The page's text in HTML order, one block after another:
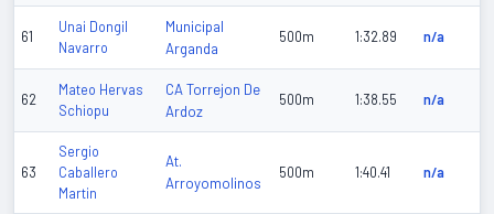
61
Unai Dongil
Navarro
Municipal
Arganda
500m 1:32.89 n/a
62
Mateo Hervas
Schiopu
CA Torrejon De
Ardoz
500m 1:38.55 n/a
63
Sergio
Caballero
Martin
At.
Arroyomolinos
500m 1:40.41 n/a